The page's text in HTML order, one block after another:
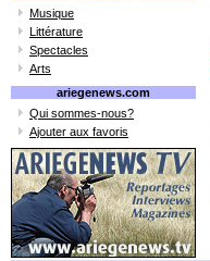
Musique
Littérature
Spectacles
Arts
ariegenews.com
Qui sommes-nous?
Ajouter aux favoris